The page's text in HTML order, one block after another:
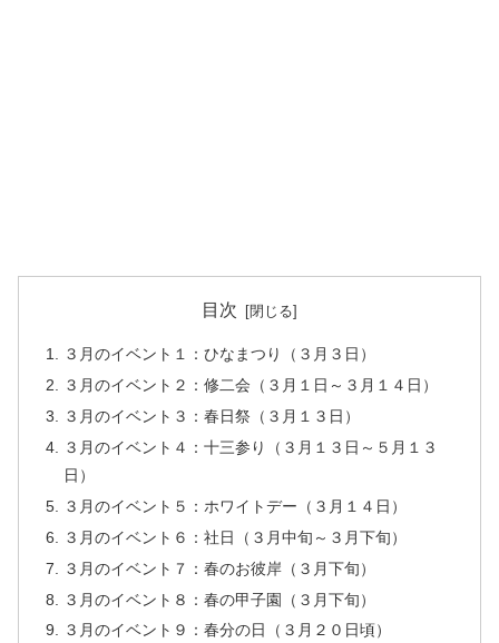
目次
３月のイベント１：ひなまつり（３月３日）
３月のイベント２：修二会（３月１日～３月１４日）
３月のイベント３：春日祭（３月１３日）
３月のイベント４：十三参り（３月１３日～５月１３
日）
３月のイベント５：ホワイトデー（３月１４日）
３月のイベント６：社日（３月中旬～３月下旬）
３月のイベント７：春のお彼岸（３月下旬）
３月のイベント８：春の甲子園（３月下旬）
３月のイベント９：春分の日（３月２０日頃）